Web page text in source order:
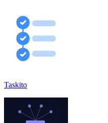
Taskito